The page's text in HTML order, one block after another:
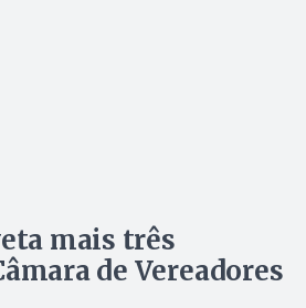
mais três
de Vereadores